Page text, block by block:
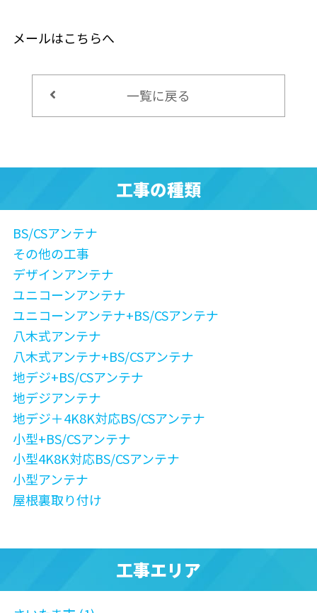
メールはこちらへ
一覧に戻る
工事の種類
BS/CSアンテナ
その他の工事
デザインアンテナ
ユニコーンアンテナ
ユニコーンアンテナ+BS/CSアンテナ
八木式アンテナ
八木式アンテナ+BS/CSアンテナ
地デジ+BS/CSアンテナ
地デジアンテナ
地デジ＋4K8K対応BS/CSアンテナ
小型+BS/CSアンテナ
小型4K8K対応BS/CSアンテナ
小型アンテナ
屋根裏取り付け
工事エリア